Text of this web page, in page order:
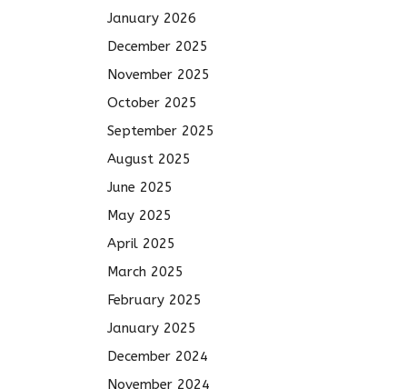
January 2026
December 2025
November 2025
October 2025
September 2025
August 2025
June 2025
May 2025
April 2025
March 2025
February 2025
January 2025
December 2024
November 2024